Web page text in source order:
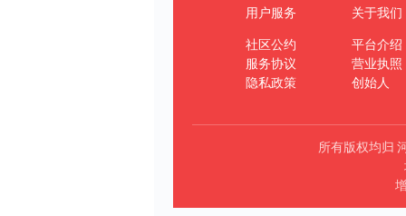
用户服务
社区公约
服务协议
隐私政策
关于我们
平台介绍
营业执照
创始人
所有版权均归